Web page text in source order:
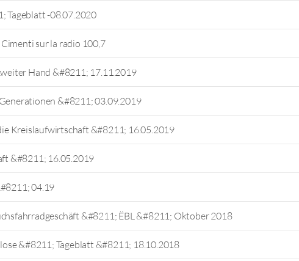
Tageblatt -08.07.2020
sur la radio 100,7
Hand &#8211; 17.11.2019
&#8211; 03.09.2019
Kreislaufwirtschaft &#8211; 16.05.2019
&#8211; 16.05.2019
04.19
&#8211; ËBL &#8211; Oktober 2018
&#8211; Tageblatt &#8211; 18.10.2018